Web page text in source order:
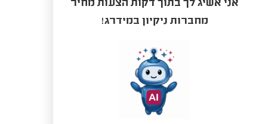
אני אשיג לך בתוך דקות הצעות מחיר
מחברות ניקיון במידרג!